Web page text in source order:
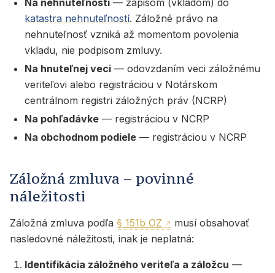
katastra nehnuteľností. Záložné právo na
nehnuteľnosť vzniká až momentom povolenia
vkladu, nie podpisom zmluvy.
Na hnuteľnej veci — odovzdaním veci záložnému
veriteľovi alebo registráciou v Notárskom
centrálnom registri záložných práv (NCRP)
Na pohľadávke — registráciou v NCRP
Na obchodnom podiele — registráciou v NCRP
Záložná zmluva – povinné
náležitosti
Záložná zmluva podľa § 151b OZ
musí obsahovať
nasledovné náležitosti, inak je neplatná:
Identifikácia záložného veriteľa a záložcu —